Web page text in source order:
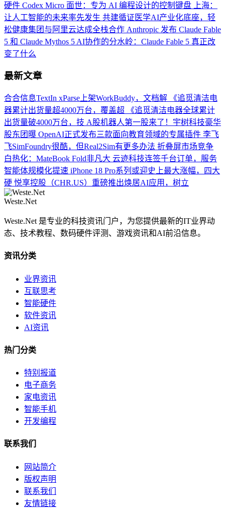
硬件 Codex Micro 面世：专为 AI 编程设计的控制键盘
上海：
让人工智能的未来率先发生 共建循证医学AI产业化底座，轻
松健康集团与阿里云达成全栈合作 Anthropic 发布 Claude Fable
5 和 Claude Mythos 5 AI协作的分水岭：Claude Fable 5 真正改
变了什么
最新文章
合合信息TextIn xParse上架WorkBuddy，文档解
《追觅清洁电
器累计出货量超4000万台，覆盖超
《追觅清洁电器全球累计
出货量破4000万台，技 A股机器人第一股来了！宇树科技豪华
股东团曝 OpenAI正式发布三款面向教育领域的专属插件 李飞
飞SimFoundry很酷，但Real2Sim有更多办法 折叠屏市场竞争
白热化：MateBook Fold非凡大 云迹科技连签千台订单，服务
智能体规模化提速 iPhone 18 Pro系列或迎史上最大涨幅，四大
硬 悦享控股（CHR.US）重磅推出焕居AI应用，树立
Weste.Net
Weste.Net 是专业的科技资讯门户，为您提供最新的IT业界动
态、技术教程、数码硬件评测、游戏资讯和AI前沿信息。
资讯分类
业界资讯
互联思考
智能硬件
软件资讯
AI资讯
热门分类
特别报道
电子商务
家电资讯
智能手机
开发编程
联系我们
网站简介
版权声明
联系我们
友情链接